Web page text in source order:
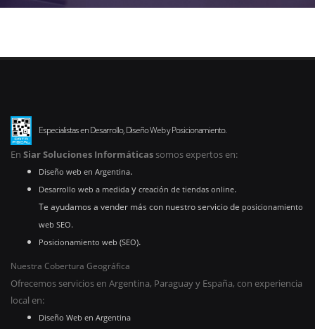
Especialistas en Desarrollo, Diseño Web y Posicionamiento.
En Siar Soluciones Informáticassomos expertos en:
Diseño web en Argentina.
Desarrollo web a medida y creación de tiendas online.
Te ayudamos a vender más con nuestro servicio de posicionamiento
web SEO.
Posicionamiento web (SEO).
Nuestra Cobertura Geográfica
Ofrecemos servicios en Argentina, Paraguay y España, con experiencia
local en:
Diseño Web en Argentina